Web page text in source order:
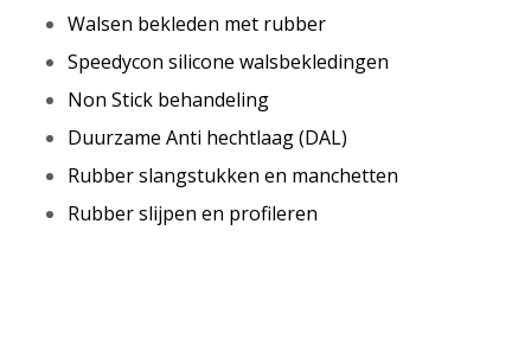
Walsen bekleden met rubber
Speedycon silicone walsbekledingen
Non Stick behandeling
Duurzame Anti hechtlaag (DAL)
Rubber slangstukken en manchetten
Rubber slijpen en profileren